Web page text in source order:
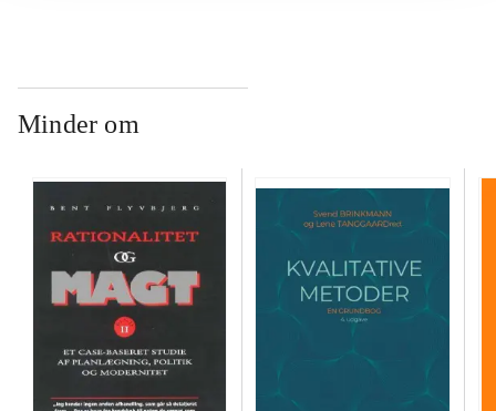
Minder om